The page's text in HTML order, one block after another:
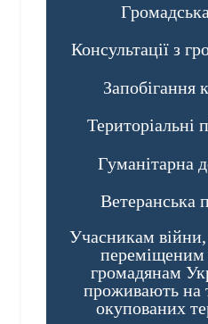
Консультації з
Запобігання
Територіальні
Гуманітарна
Ветеранська
Учасникам
переміщеним
громадянам
проживають на
окупованих